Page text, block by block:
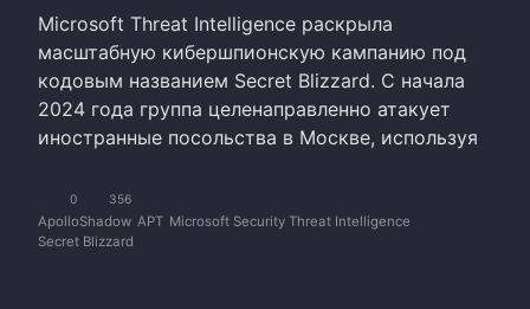
Microsoft Threat Intelligence раскрыла
масштабную кибершпионскую кампанию под
кодовым названием Secret Blizzard. С начала
2024 года группа целенаправленно атакует
иностранные посольства в Москве, используя
0 356
ApolloShadow APT Microsoft Security Threat Intelligence
Secret Blizzard